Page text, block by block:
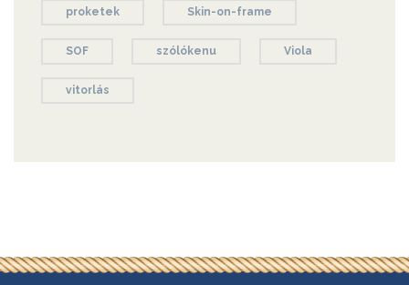
proketek Skin-on-frame
SOF szólókenu Viola
vitorlás